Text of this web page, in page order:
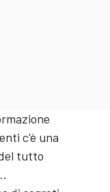
c’è una
tutto